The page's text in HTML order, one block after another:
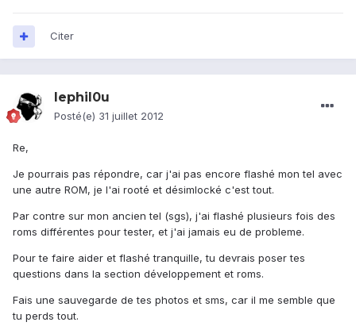
Citer
lephil0u
Posté(e) 31 juillet 2012
Re,
Je pourrais pas répondre, car j'ai pas encore flashé mon tel avec
une autre ROM, je l'ai rooté et désimlocké c'est tout.
Par contre sur mon ancien tel (sgs), j'ai flashé plusieurs fois des
roms différentes pour tester, et j'ai jamais eu de probleme.
Pour te faire aider et flashé tranquille, tu devrais poser tes
questions dans la section développement et roms.
Fais une sauvegarde de tes photos et sms, car il me semble que
tu perds tout.